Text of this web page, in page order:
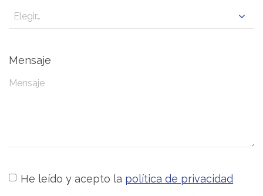
Mensaje
He leído y acepto la política de privacidad